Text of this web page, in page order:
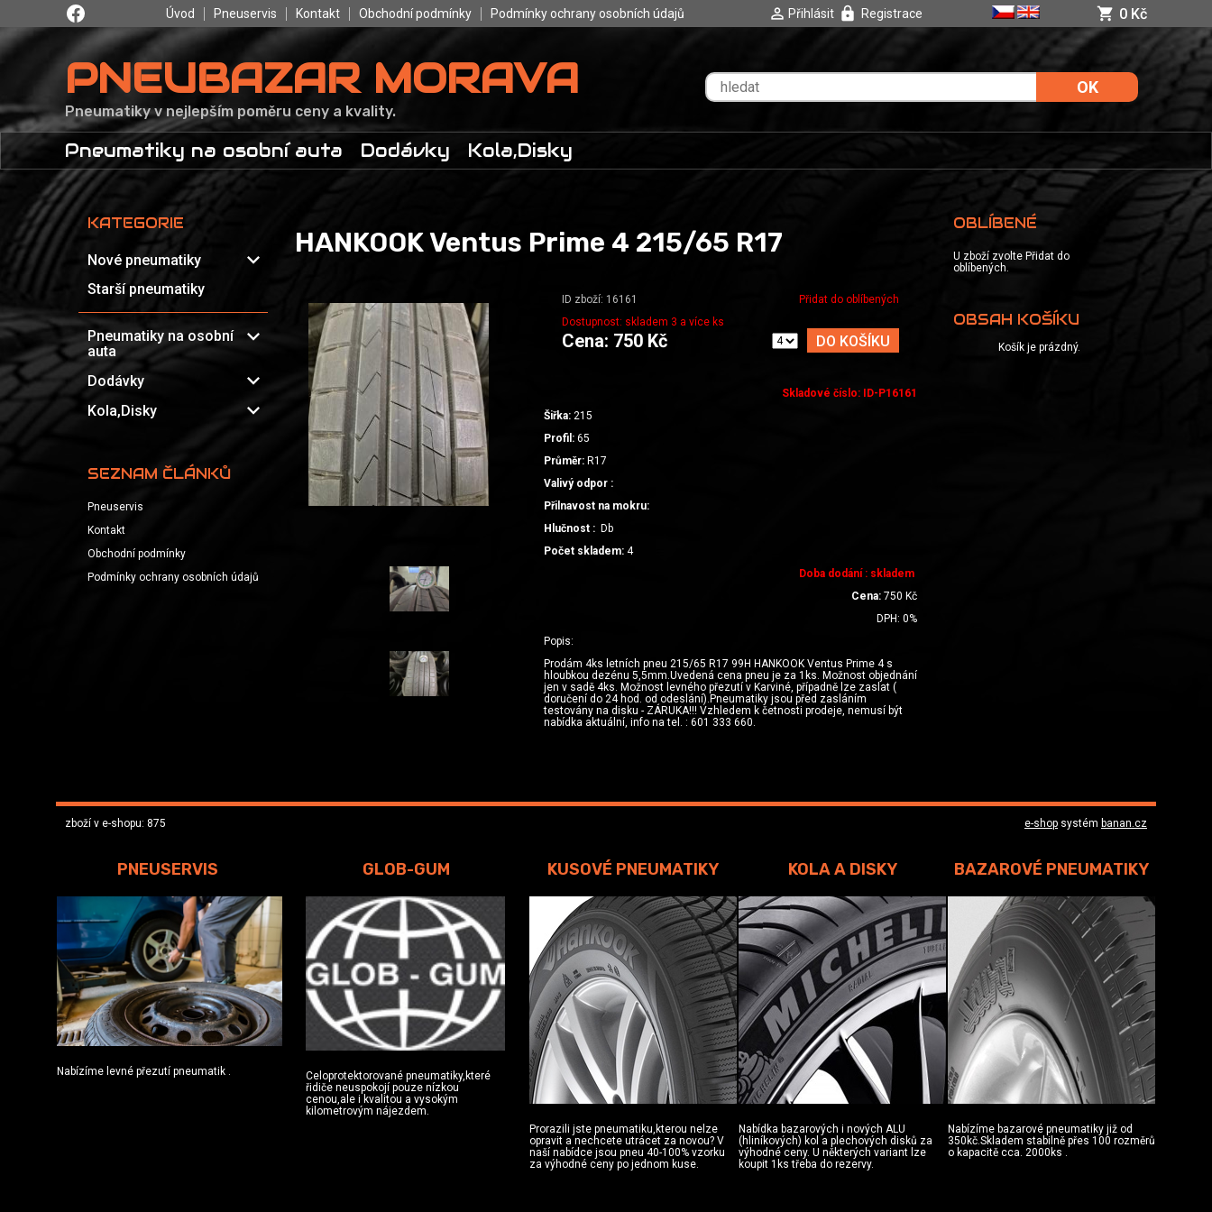
Úvod Pneuservis Kontakt Obchodní podmínky Podmínky ochrany osobních údajů Přihlásit Registrace 0 Kč
PNEUBAZAR MORAVA
Pneumatiky v nejlepším poměru ceny a kvality.
Pneumatiky na osobní auta Dodávky Kola,Disky
KATEGORIE
Nové pneumatiky expand_more
Starší pneumatiky
Pneumatiky na osobní
auta
expand_more
Dodávky expand_more
Kola,Disky expand_more
SEZNAM ČLÁNKŮ
Pneuservis
Kontakt
Obchodní podmínky
Podmínky ochrany osobních údajů
HANKOOK Ventus Prime 4 215/65 R17
Skladové číslo:
ID-P16161
Šiřka: 215
Profil: 65
Průměr: R17
Valivý odpor :
Přilnavost na mokru:
Hlučnost : Db
Počet skladem: 4
Doba dodání : skladem
Cena: 750 Kč
DPH: 0%
Popis:
Prodám 4ks letních pneu 215/65 R17 99H HANKOOK Ventus Prime 4 s
hloubkou dezénu 5,5mm.Uvedená cena pneu je za 1ks. Možnost objednání
jen v sadě 4ks. Možnost levného přezutí v Karviné, případně lze zaslat (
doručení do 24 hod. od odeslání).Pneumatiky jsou před zasláním
testovány na disku - ZÁRUKA!!! Vzhledem k četnosti prodeje, nemusí být
nabídka aktuální, info na tel. : 601 333 660.
ID zboží: 16161
Přidat do oblíbených
Dostupnost: skladem 3 a více ks
Cena: 750 Kč DO KOŠÍKU
OBLÍBENÉ
U zboží zvolte Přidat do
oblíbených.
OBSAH KOŠÍKU
Košík je prázdný.
zboží v e-shopu: 875 e-shop systém banan.cz
PNEUSERVIS
Nabízíme levné přezutí pneumatik .
GLOB-GUM
Celoprotektorované pneumatiky,které
řidiče neuspokojí pouze nízkou
cenou,ale i kvalitou a vysokým
kilometrovým nájezdem.
KUSOVÉ PNEUMATIKY
Prorazili jste pneumatiku,kterou nelze
opravit a nechcete utrácet za novou? V
naší nabídce jsou pneu 40-100% vzorku
za výhodné ceny po jednom kuse.
KOLA A DISKY
Nabídka bazarových i nových ALU
(hliníkových) kol a plechových disků za
výhodné ceny. U některých variant lze
koupit 1ks třeba do rezervy.
BAZAROVÉ PNEUMATIKY
Nabízíme bazarové pneumatiky již od
350kč.Skladem stabilně přes 100 rozměrů
o kapacitě cca. 2000ks .